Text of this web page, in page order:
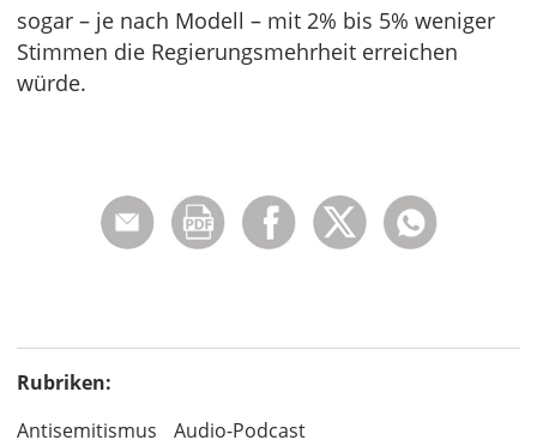
sogar – je nach Modell – mit 2% bis 5% weniger
Stimmen die Regierungsmehrheit erreichen
würde.
Rubriken:
Antisemitismus
Audio-Podcast